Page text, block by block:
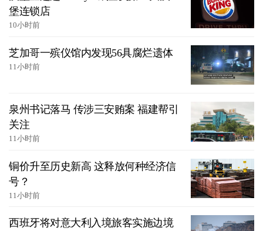
堡连锁店
10小时前
芝加哥一殡仪馆内发现56具腐烂遗体
11小时前
泉州书记落马 传涉三安贿案 福建帮引
关注
11小时前
铜价升至历史新高 这释放何种经济信
号？
11小时前
西班牙将对意大利入境旅客实施边境